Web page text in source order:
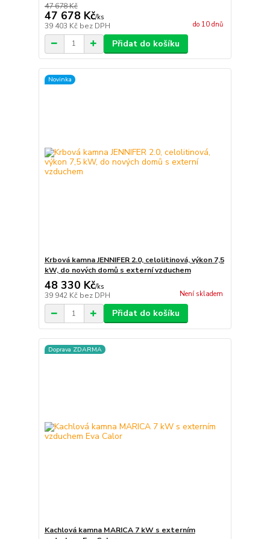
47 678 Kč
47 678 Kč/ks
39 403 Kč bez DPH do 10 dnů
Přidat do košíku
Novinka
Krbová kamna JENNIFER 2.0, celolitinová, výkon 7,5
kW, do nových domů s externí vzduchem
48 330 Kč/ks
39 942 Kč bez DPH Není skladem
Přidat do košíku
Doprava ZDARMA
Kachlová kamna MARICA 7 kW s externím